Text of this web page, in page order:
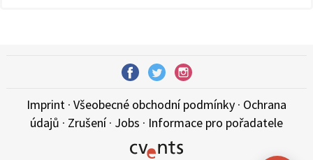
Imprint · Všeobecné obchodní podmínky · Ochrana
údajů · Zrušení· Jobs · Informace pro pořadatele